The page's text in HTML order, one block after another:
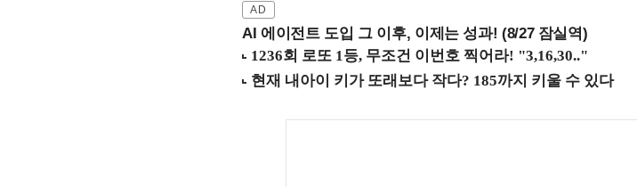
AI 에이전트 도입 그 이후, 이제는 성과! (8/27 잠실역)